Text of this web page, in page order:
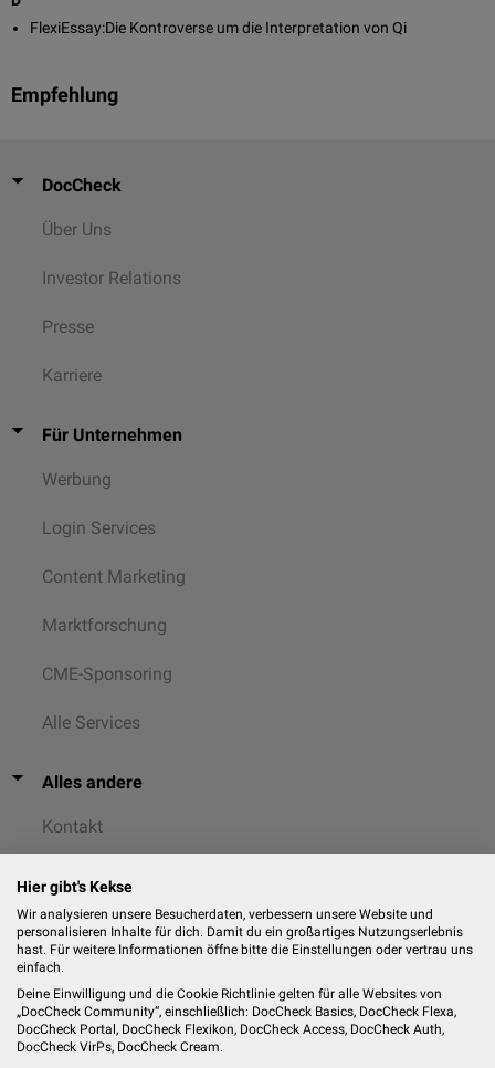
FlexiEssay:Die Kontroverse um die Interpretation von Qi
Empfehlung
DocCheck
Über Uns
Investor Relations
Presse
Karriere
Für Unternehmen
Werbung
Login Services
Content Marketing
Marktforschung
CME-Sponsoring
Alle Services
Alles andere
Kontakt
AGB
Datenschutz
Cookies
Impressum
Hier gibt's Kekse
Wir analysieren unsere Besucherdaten, verbessern unsere Website und
personalisieren Inhalte für dich. Damit du ein großartiges Nutzungserlebnis
hast. Für weitere Informationen öffne bitte die Einstellungen oder vertrau uns
einfach.
Deine Einwilligung und die Cookie Richtlinie gelten für alle Websites von
„DocCheck Community“, einschließlich: DocCheck Basics, DocCheck Flexa,
DocCheck Portal, DocCheck Flexikon, DocCheck Access, DocCheck Auth,
DocCheck VirPs, DocCheck Cream.